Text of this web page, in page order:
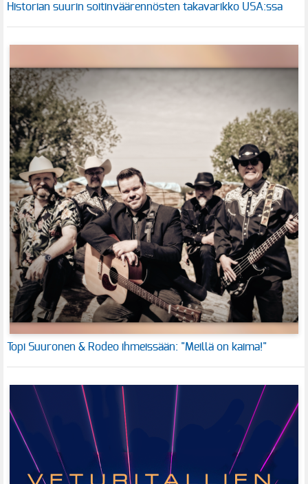
Historian suurin soitinväärennösten takavarikko USA:ssa
Topi Suuronen & Rodeo ihmeissään: "Meillä on kaima!"